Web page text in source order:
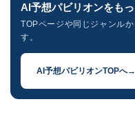
AI予想パビリオンをも
TOPページや同じジャンル
す。
AI予想パビリオンTOPへ→